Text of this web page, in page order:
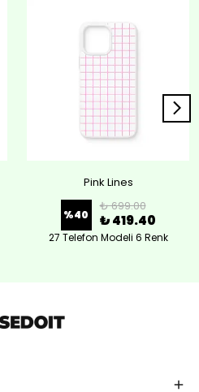
Pink Lines
%40
₺ 699.00
₺ 419.40
27 Telefon Modeli 6 Renk